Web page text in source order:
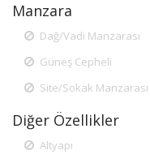
Manzara
Dağ/Vadi Manzarası
Güneş Cepheli
Site/Sokak Manzarası
Diğer Özellikler
Altyapı